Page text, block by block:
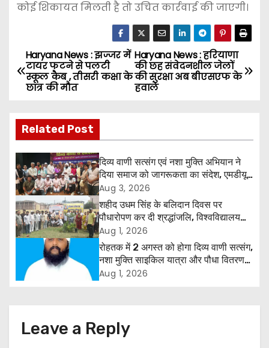
कोई शिकायत मिलती है तो उचित कार्रवाई की जाएगी।
P
o
t
n
a
v
i
g
Haryana News : हरियाणा
की छह संवेदनशील जेलों
की सुरक्षा अब बीएसएफ के
हवाले
Haryana News : झज्जर में
टायर फटने से पलटी
स्कूल कैब , तीसरी कक्षा के
छात्र की मौत
Related Post
दिव्य वाणी सत्संग एवं नशा मुक्ति अभियान ने
दिया समाज को जागरूकता का संदेश, एमडीयू
रोहतक में हजारों लोगों ने लिया संकल्प
Aug 3, 2026
शहीद उधम सिंह के बलिदान दिवस पर
पौधारोपण कर दी श्रद्धांजलि, विश्वविद्यालय
और राजपत्रित अवकाश बहाल करने की उठी
मांग
Aug 1, 2026
रोहतक में 2 अगस्त को होगा दिव्य वाणी सत्संग,
नशा मुक्ति साइकिल यात्रा और पौधा वितरण
कार्यक्रम
Aug 1, 2026
Leave a Reply